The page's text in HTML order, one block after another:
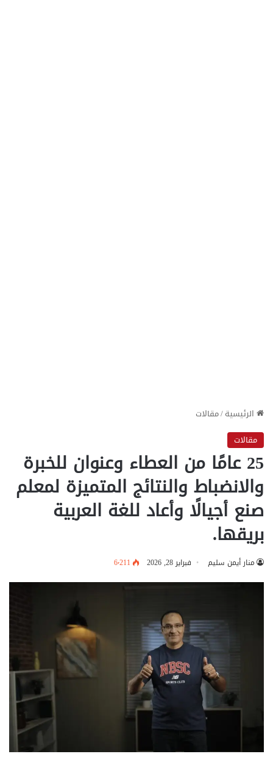
الرئيسية/مقالات
مقالات
25 عامًا من العطاء وعنوان للخبرة
والانضباط والنتائج المتميزة لمعلم
صنع أجيالًا وأعاد للغة العربية
بريقها.
منار أيمن سليم فبراير 28, 2026 6٬211